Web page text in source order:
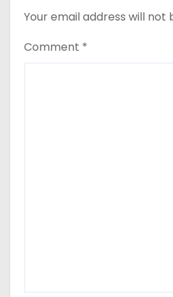
Your email address will not
Comment *